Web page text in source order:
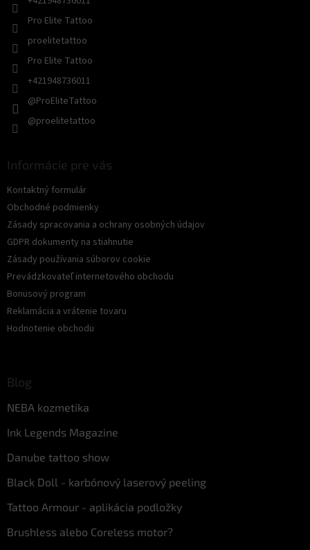
Pro Elite Tattoo
proelitetattoo
Pro Elite Tattoo
+421948736011
@ProEliteTattoo
@proelitetattoo
Informácie pre vás
Kontaktný formulár
Obchodné podmienky
Zásady spracovania a ochrany osobných údajov
GDPR dokumenty na stiahnutie
Zásady používania súborov cookie
Prevádzkovateľ internetového obchodu
Bonusový program
Reklamácia a vrátenie tovaru
Hodnotenie obchodu
Blog
NEBA kozmetika
Ink Legends Magazine
Danube tattoo show
Black Doll - karbónový laserový peeling
Tattoo Armour - aplikácia podložky
Brushless alebo Coreless motor?